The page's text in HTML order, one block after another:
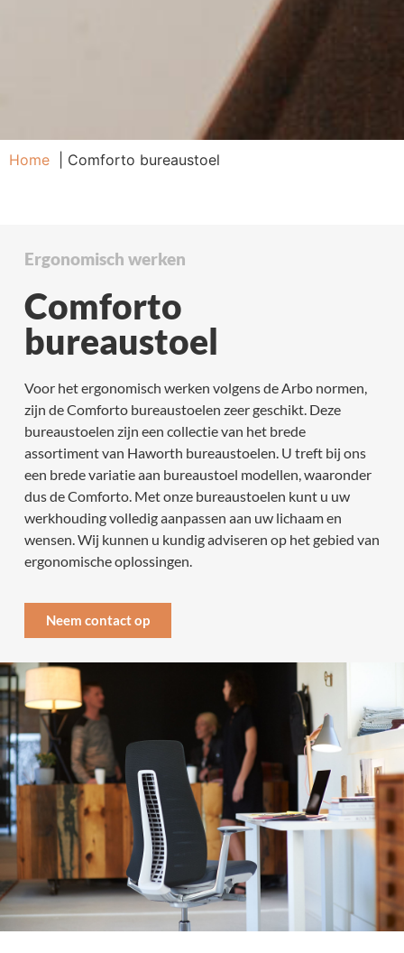
Home Comforto bureaustoel
Ergonomisch werken
Comforto
bureaustoel
Voor het ergonomisch werken volgens de Arbo normen,
zijn de Comforto bureaustoelen zeer geschikt. Deze
bureaustoelen zijn een collectie van het brede
assortiment van Haworth bureaustoelen. U treft bij ons
een brede variatie aan bureaustoel modellen, waaronder
dus de Comforto. Met onze bureaustoelen kunt u uw
werkhouding volledig aanpassen aan uw lichaam en
wensen. Wij kunnen u kundig adviseren op het gebied van
ergonomische oplossingen.
Neem contact op